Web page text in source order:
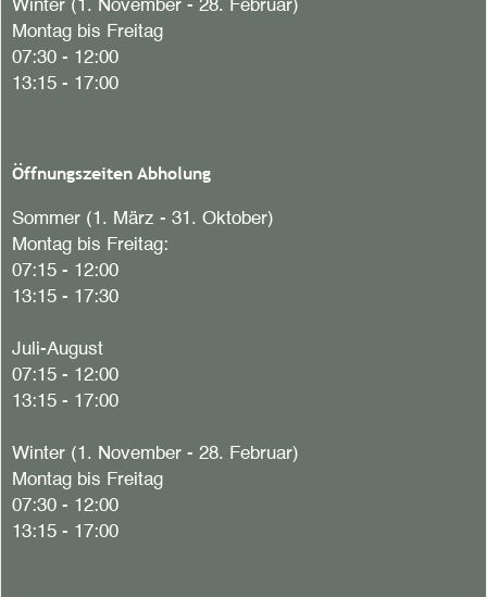
Winter (1. November - 28. Februar)
Montag bis Freitag
07:30 - 12:00
13:15 - 17:00
Öffnungszeiten Abholung
Sommer (1. März - 31. Oktober)
Montag bis Freitag:
07:15 - 12:00
13:15 - 17:30
Juli-August
07:15 - 12:00
13:15 - 17:00
Winter (1. November - 28. Februar)
Montag bis Freitag
07:30 - 12:00
13:15 - 17:00